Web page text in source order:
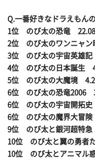
Q.一番好きなドラえもん
1位 のび太の恐竜
2位 のび太のワンニャ
3位 のび太の宇宙英雄
4位 のび太の日本誕生
5位 のび太の大魔境
6位 のび太の恐竜2006
6位 のび太の宇宙開拓
6位 のび太の魔界大冒
9位 のび太と銀河超特
10位 のび太と翼の勇者
10位 のび太とアニマル